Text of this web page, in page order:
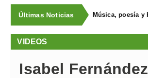
Últimas Noticias
VIDEOS
Isabel Fernández